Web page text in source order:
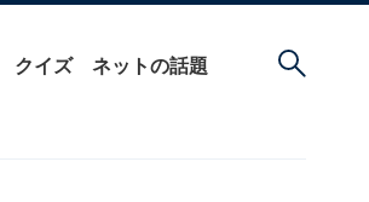
クイズ ネットの話題